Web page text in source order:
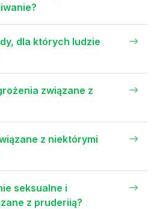
dla których ludzie
związane z
z niektórymi
seksualne i
z pruderiią?